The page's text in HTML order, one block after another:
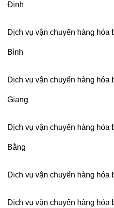
Định
Dịch vụ vận chuyển hàng hóa
Bình
Dịch vụ vận chuyển hàng hóa
Giang
Dịch vụ vận chuyển hàng hóa
Bằng
Dịch vụ vận chuyển hàng hóa
Dịch vụ vận chuyển hàng hóa